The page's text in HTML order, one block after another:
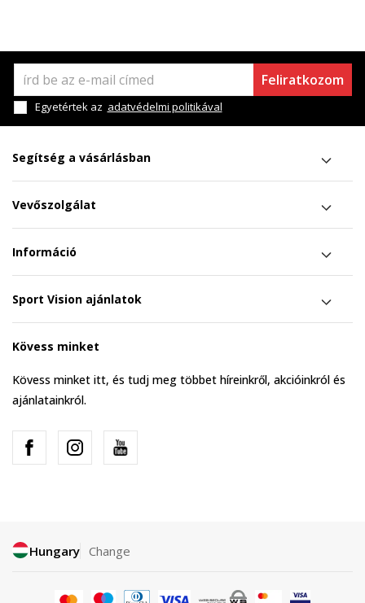
Feliratkozom
Egyetértek az adatvédelmi politikával
Segítség a vásárlásban
Vevőszolgálat
Információ
Sport Vision ajánlatok
Kövess minket
Kövess minket itt, és tudj meg többet híreinkről, akcióinkról és
ajánlatainkról.
Hungary Change